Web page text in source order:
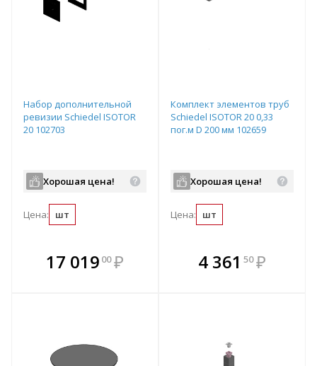
Набор дополнительной
ревизии Schiedel ISOTOR
20 102703
Хорошая цена!
Цена: шт
17 019 00 ₽
В комплекте
всегда выгоднее!
Комплект элементов труб
Schiedel ISOTOR 20 0,33
пог.м D 200 мм 102659
Хорошая цена!
Цена: шт
В комплекте
всегда выгоднее!
4 361 50 ₽